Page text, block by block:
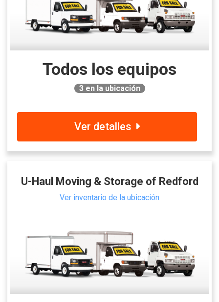
Todos los equipos
3en la ubicación
Ver detalles
U-Haul Moving & Storage of Redford
Ver inventario de la ubicación